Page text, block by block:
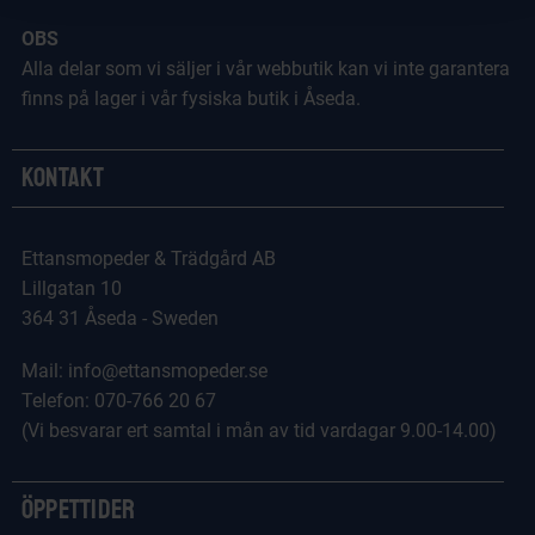
OBS
Alla delar som vi säljer i vår webbutik kan vi inte garantera
finns på lager i vår fysiska butik i Åseda.
Kontakt
Ettansmopeder & Trädgård AB
Lillgatan 10
364 31 Åseda - Sweden
Mail: info@ettansmopeder.se
Telefon: 070-766 20 67
(Vi besvarar ert samtal i mån av tid vardagar 9.00-14.00)
Öppettider